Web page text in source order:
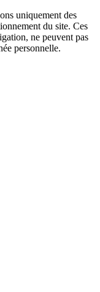
uniquement des
du site. Ces
ne peuvent pas
personnelle.